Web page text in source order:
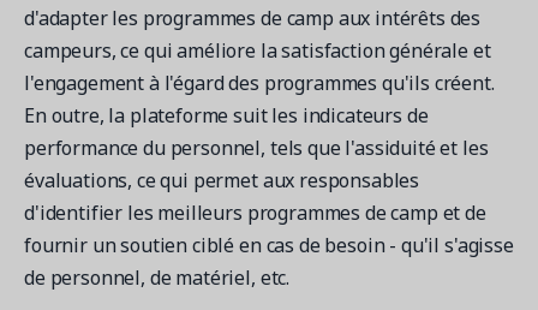
d'adapter les programmes de camp aux intérêts des
campeurs, ce qui améliore la satisfaction générale et
l'engagement à l'égard des programmes qu'ils créent.
En outre, la plateforme suit les indicateurs de
performance du personnel, tels que l'assiduité et les
évaluations, ce qui permet aux responsables
d'identifier les meilleurs programmes de camp et de
fournir un soutien ciblé en cas de besoin - qu'il s'agisse
de personnel, de matériel, etc.